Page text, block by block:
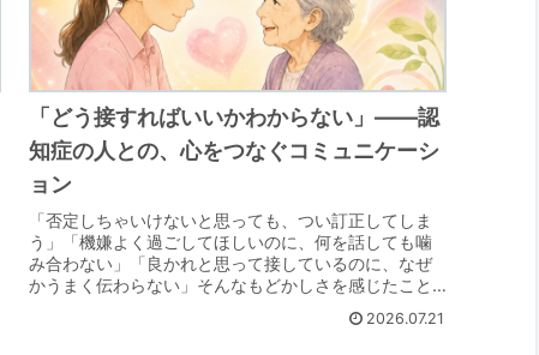
「どう接すればいいかわからない」――認
知症の人との、心をつなぐコミュニケーシ
ョン
「否定しちゃいけないと思っても、つい訂正してしま
う」「機嫌よく過ごしてほしいのに、何を話しても噛
み合わない」「良かれと思って接しているのに、なぜ
かうまく伝わらない」そんなもどかしさを感じたこと
2026.07.21